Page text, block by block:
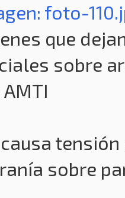
que
sobre
sobre